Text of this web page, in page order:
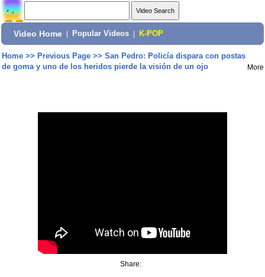
Video Home Popular Videos K-POP
Home>> Previous Page>> San Pedro: Policía dispara con postas
de goma y uno de los heridos pierde la visión de un ojo
More
Share: